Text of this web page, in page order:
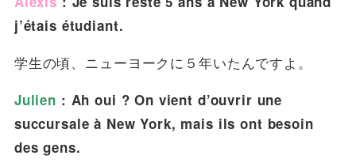
j’étais étudiant.
学生の頃、ニューヨークに５年いたんですよ。
Julien : Ah oui ? On vient d’ouvrir une
succursale à New York, mais ils ont besoin
des gens.